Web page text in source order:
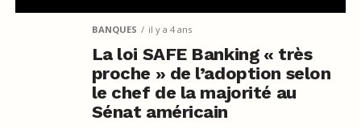
BANQUES il y a 4 ans
La loi SAFE Banking « très
proche » de l’adoption selon
le chef de la majorité au
Sénat américain